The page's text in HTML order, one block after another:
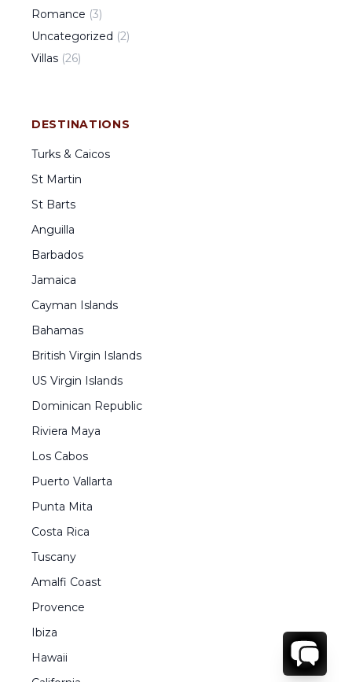
Romance (3)
Uncategorized (2)
Villas (26)
DESTINATIONS
Turks & Caicos
St Martin
St Barts
Anguilla
Barbados
Jamaica
Cayman Islands
Bahamas
British Virgin Islands
US Virgin Islands
Dominican Republic
Riviera Maya
Los Cabos
Puerto Vallarta
Punta Mita
Costa Rica
Tuscany
Amalfi Coast
Provence
Ibiza
Hawaii